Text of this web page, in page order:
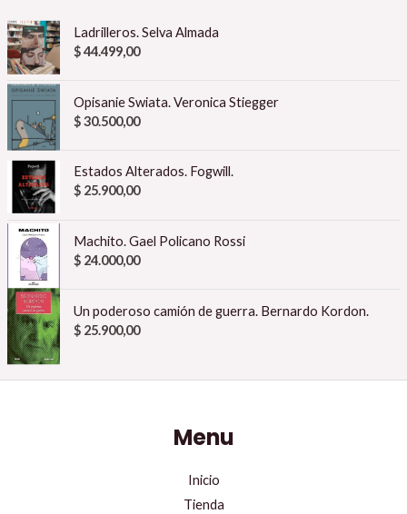
Ladrilleros. Selva Almada
$44.499,00
Opisanie Swiata. Veronica Stiegger
$30.500,00
Estados Alterados. Fogwill.
$25.900,00
Machito. Gael Policano Rossi
$24.000,00
Un poderoso camión de guerra. Bernardo Kordon.
$25.900,00
Menu
Inicio
Tienda